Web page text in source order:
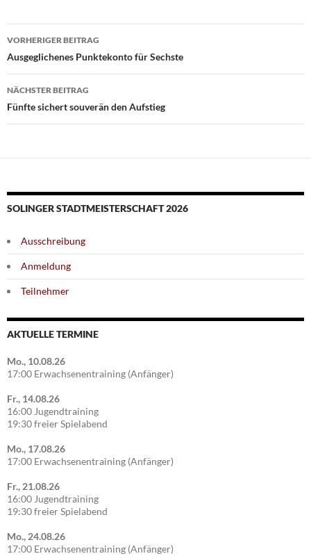
Beitragsnavigation
VORHERIGER BEITRAG
Ausgeglichenes Punktekonto für Sechste
NÄCHSTER BEITRAG
Fünfte sichert souverän den Aufstieg
SOLINGER STADTMEISTERSCHAFT 2026
Ausschreibung
Anmeldung
Teilnehmer
AKTUELLE TERMINE
Mo., 10.08.26
17:00 Erwachsenentraining (Anfänger)
Fr., 14.08.26
16:00 Jugendtraining
19:30 freier Spielabend
Mo., 17.08.26
17:00 Erwachsenentraining (Anfänger)
Fr., 21.08.26
16:00 Jugendtraining
19:30 freier Spielabend
Mo., 24.08.26
17:00 Erwachsenentraining (Anfänger)